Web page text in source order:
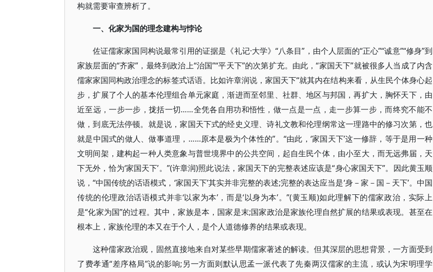
构就需要审查辨析了。
一、化家为国的理念建构与悖论
佐证儒家家国同构说最常引用的证据是《礼记·大学》“八条目”，由个人层面的“正心”“诚意”“修身”到
家族层面的“齐家”，最终到政治上“治国”“平天下”的次第扩充。由此，“家国天下”就被很多人当成了内含
儒家家国同构政治理念的标签式话语。比如许章润说，家国天下“就其内在结构来看，从生民个体身心起
步，扩展了个人的基本伦理组合单元家庭，渐进而至邻里、社群、地区与邦国，再扩大，胸怀天下，由
近至远，一步一步，拢括一切……全凭各自用功和悟性，做一点是一点，走一步算一步，而终究不能不
做，到底无法停顿。就是说，家国天下式的经史义理、诗礼文教和伦理纲常这一理路中的修习次第，也
就是中国式的做人、做事道理，……原本是极为个体性的”。“由此，‘家国天下’这一修辞，等于是用一种
文明间架，建构起一种人类意象与普世境界中的公共空间，起自生民个体，由小至大，而无远弗届，天
下无外，恰为‘家国天下’。”(许章润)照此说法，家国天下的完整表述应该是“身心家国天下”。因此黄玉顺
说，“中国传统的话语模式，‘家国天下’其实并非完整的表述;完整的表达应当是‘身－家－国－天下’。中国
传统的伦理政治话语模式并非‘以家为本’，而是‘以身为本’。”(黄玉顺)如此理解下的儒家政治，实际上
是“化家为国”的过程。其中，家族是本，国家是末;国家政治是家族伦理自然扩展的结果或表现。甚至在
根本上，家族伦理的本又在于个人，是个人道德修养的结果或表现。
这种儒家政治观，固然直接地来自对某些早期儒家著述的解读。但其深层的思想背景，一方面受到
了费孝通“差序格局”说的影响;另一方面则默认思孟一派代表了先秦两汉儒家的主流，或认为宋明理学